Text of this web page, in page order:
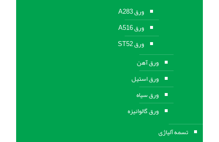
ورق A283
ورق A516
ورق ST52
ورق آهن
ورق استیل
ورق سیاه
ورق گالوانیزه
تسمه آلیاژی